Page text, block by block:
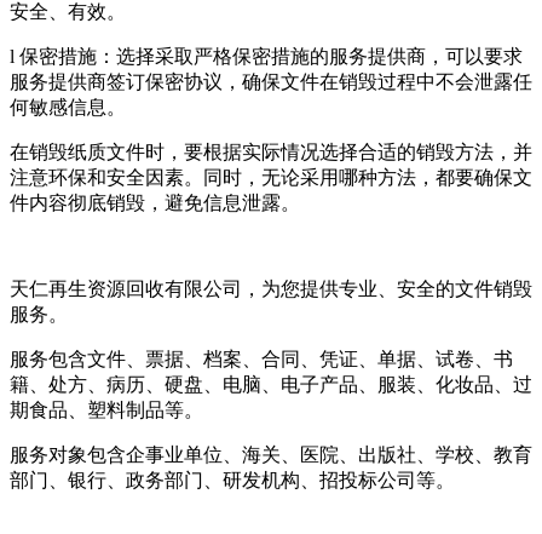
安全、有效。
l 保密措施：选择采取严格保密措施的服务提供商，可以要求
服务提供商签订保密协议，确保文件在销毁过程中不会泄露任
何敏感信息。
在销毁纸质文件时，要根据实际情况选择合适的销毁方法，并
注意环保和安全因素。同时，无论采用哪种方法，都要确保文
件内容彻底销毁，避免信息泄露。
天仁再生资源回收有限公司，为您提供专业、安全的文件销毁
服务。
服务包含文件、票据、档案、合同、凭证、单据、试卷、书
籍、处方、病历、硬盘、电脑、电子产品、服装、化妆品、过
期食品、塑料制品等。
服务对象包含企事业单位、海关、医院、出版社、学校、教育
部门、银行、政务部门、研发机构、招投标公司等。